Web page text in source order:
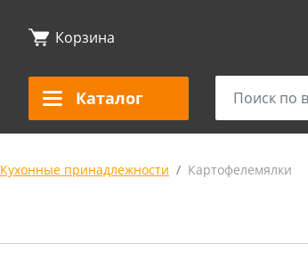
Корзина
Каталог
Кухонные принадлежности Картофелемялки